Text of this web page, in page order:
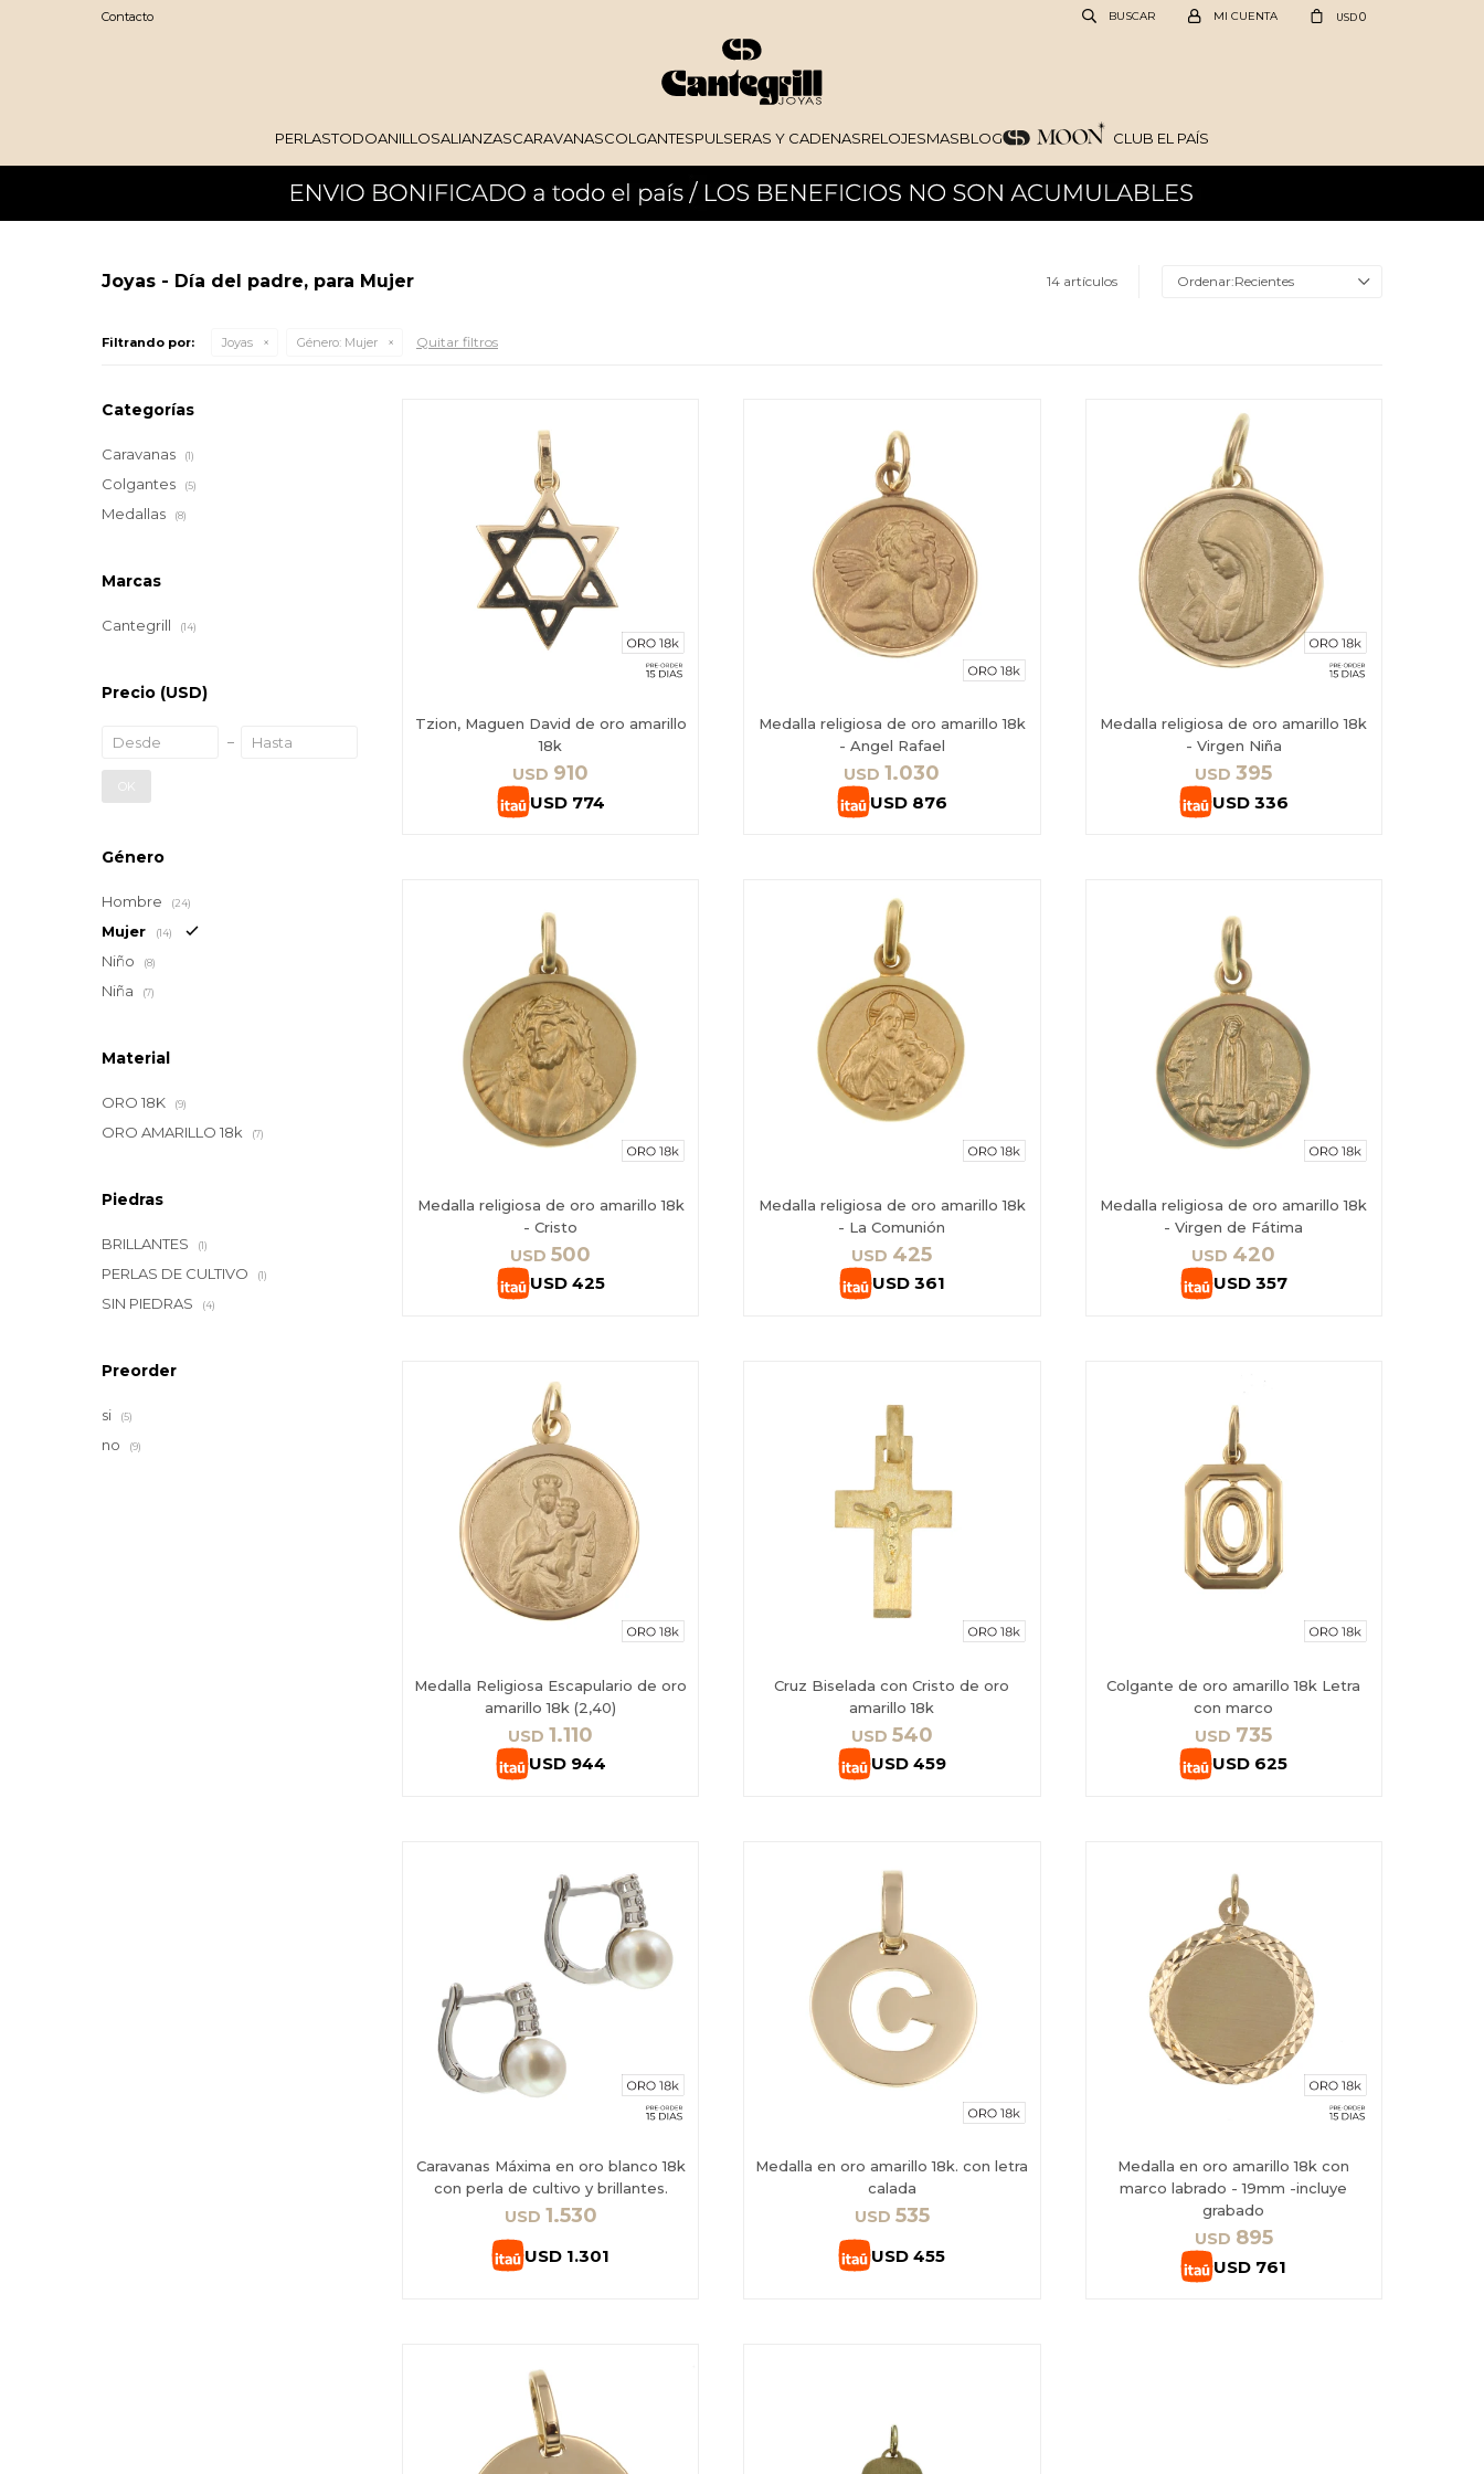
PERLASTODOANILLOSALIANZASCARAVANASCOLGANTESPULSERAS Y CADENASRELOJESMASBLOG CLUB EL PAÍS
USD0
Contacto
Joyas - Día del padre, para Mujer 14 artículos Recientes
Filtrando por: Joyas Género: Mujer Quitar filtros
Tzion, Maguen David de oro amarillo
18k
USD 910
USD 774
Medalla religiosa de oro amarillo 18k
- Angel Rafael
USD 1.030
USD 876
Medalla religiosa de oro amarillo 18k
- Virgen Niña
USD 395
USD 336
Medalla religiosa de oro amarillo 18k
- Cristo
USD 500
USD 425
Medalla religiosa de oro amarillo 18k
- La Comunión
USD 425
USD 361
Medalla religiosa de oro amarillo 18k
- Virgen de Fátima
USD 420
USD 357
Medalla Religiosa Escapulario de oro
amarillo 18k (2,40)
USD 1.110
USD 944
Cruz Biselada con Cristo de oro
amarillo 18k
USD 540
USD 459
Colgante de oro amarillo 18k Letra
con marco
USD 735
USD 625
Caravanas Máxima en oro blanco 18k
con perla de cultivo y brillantes.
USD 1.530
USD 1.301
Medalla en oro amarillo 18k. con letra
calada
USD 535
USD 455
Medalla en oro amarillo 18k con
marco labrado - 19mm -incluye
grabado
USD 895
USD 761
Categorías
Caravanas (1)
Colgantes (5)
Medallas (8)
Marcas
Cantegrill (14)
Precio (USD)
OK
Género
Hombre (24)
Mujer (14)
Niño (8)
Niña (7)
Material
ORO 18K (9)
ORO AMARILLO 18k (7)
Piedras
BRILLANTES (1)
PERLAS DE CULTIVO (1)
SIN PIEDRAS (4)
Preorder
si (5)
no (9)